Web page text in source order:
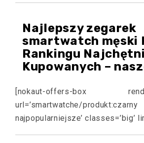
Najlepszy zegarek
smartwatch męski
Rankingu
Kupowanych –
[nokaut-offers-box
url=’smartwatche/
najpopularniejsze’ classes=’big’